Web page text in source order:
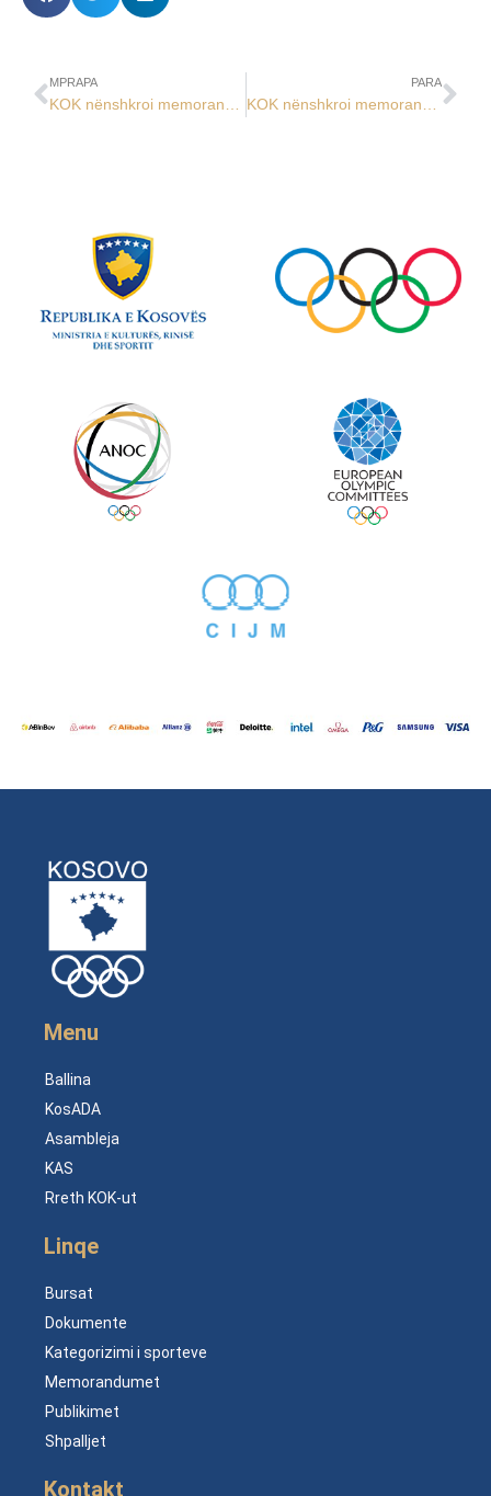
MPRAPA
KOK nënshkroi memorandum bashkëpunimi me MKRS-në
PARA
KOK nënshkroi memorandum bashkëpunimi me Komunën e Kamenicës për tre bursistët olimpikë
Menu
Ballina
KosADA
Asambleja
KAS
Rreth KOK-ut
Linqe
Bursat
Dokumente
Kategorizimi i sporteve
Memorandumet
Publikimet
Shpalljet
Kontakt